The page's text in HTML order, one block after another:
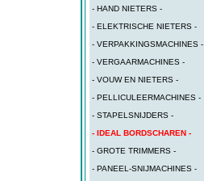
- HAND NIETERS -
- ELEKTRISCHE NIETERS -
- VERPAKKINGSMACHINES -
- VERGAARMACHINES -
- VOUW EN NIETERS -
- PELLICULEERMACHINES -
- STAPELSNIJDERS -
- IDEAL BORDSCHAREN -
- GROTE TRIMMERS -
- PANEEL-SNIJMACHINES -